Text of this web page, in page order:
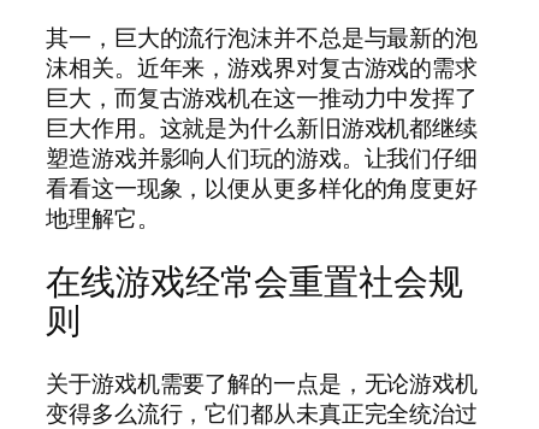
其一，巨大的流行泡沫并不总是与最新的泡
沫相关。近年来，游戏界对复古游戏的需求
巨大，而复古游戏机在这一推动力中发挥了
巨大作用。这就是为什么新旧游戏机都继续
塑造游戏并影响人们玩的游戏。让我们仔细
看看这一现象，以便从更多样化的角度更好
地理解它。
在线游戏经常会重置社会规
则
关于游戏机需要了解的一点是，无论游戏机
变得多么流行，它们都从未真正完全统治过